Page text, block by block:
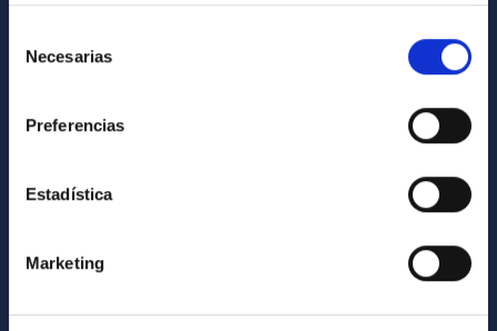
Necesarias
Preferencias
Estadística
Marketing
Biblioteca
Legislación
Igualdad y diversidad de género